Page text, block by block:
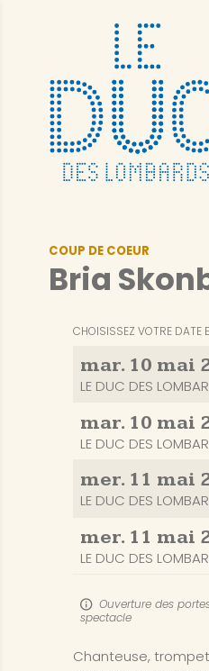
COUP DE COEUR
Bria
CHOISISSEZ VOTRE DATE
mar. 10 mai
LE DUC DES
mar. 10 mai
LE DUC DES
mer. 11 mai
LE DUC DES
mer. 11 mai
LE DUC DES
Ouverture des
spectacle
Chanteuse,